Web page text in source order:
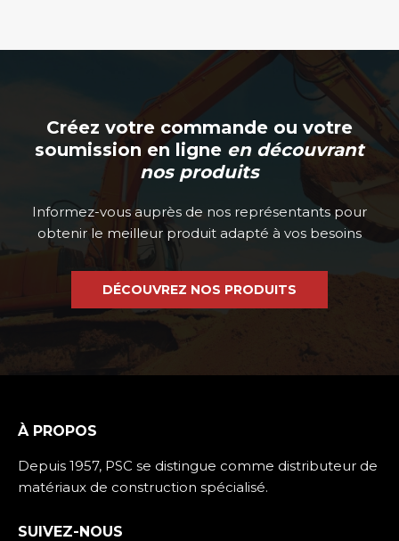
Créez votre commande ou votre
soumission en ligne en découvrant
nos produits
Informez-vous auprès de nos représentants pour
obtenir le meilleur produit adapté à vos besoins
DÉCOUVREZ NOS PRODUITS
À PROPOS
Depuis 1957, PSC se distingue comme distributeur de
matériaux de construction spécialisé.
SUIVEZ-NOUS